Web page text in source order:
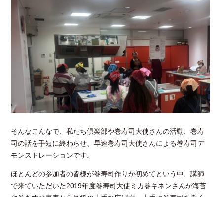
そんなこんなで、私たち倶楽部や巻寿司大使さんの活動、巻寿
司の話を手短に終わらせ、早速巻寿司大使さんによる巻寿司デ
モンストレーションです。
ほとんどの参加者の皆様が巻寿司作りが初めてという中、講師
で来ていただいた2019年度巻寿司大使ミカ巻キネンさんが海苔